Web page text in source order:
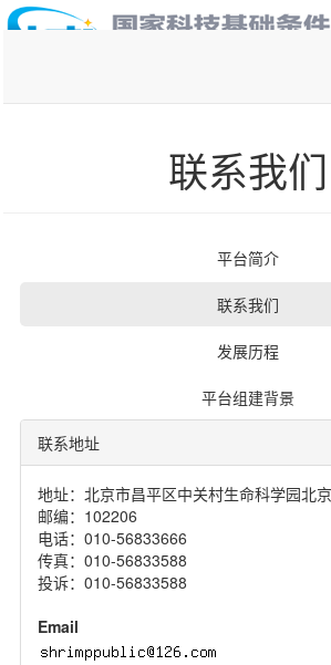
联系我们
平台简介
联系我们
发展历程
平台组建背景
联系地址
地址：北京市昌平区中关村生命科学园北
邮编：102206
电话：010-56833666
传真：010-56833588
投诉：010-56833588
Email